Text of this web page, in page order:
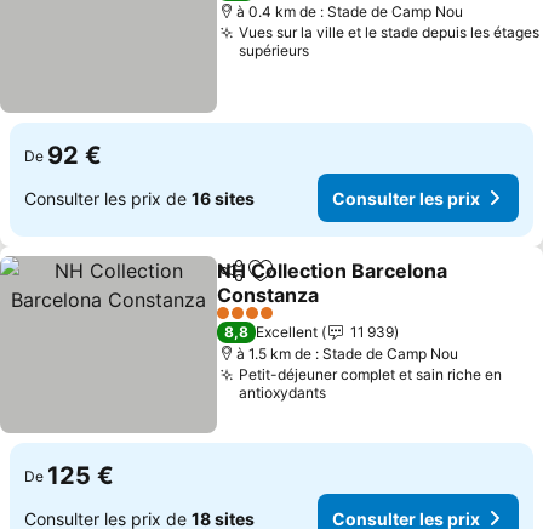
à 0.4 km de : Stade de Camp Nou
Vues sur la ville et le stade depuis les étages
supérieurs
De 92 €
Consulter les prix de 16 sites Consulter les prix
PartagerAjouter à mes favoris
NH Collection Barcelona
Constanza
4 Étoiles
8,8 Excellent
11 939
à 1.5 km de : Stade de Camp Nou
Petit-déjeuner complet et sain riche en
antioxydants
De 125 €
Consulter les prix de 18 sites Consulter les prix